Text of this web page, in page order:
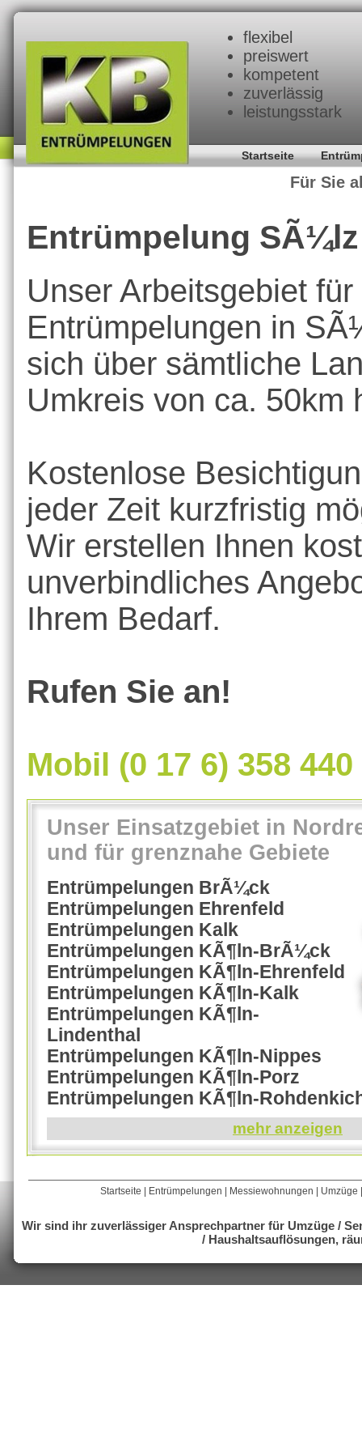
flexibel
preiswert
kompetent
zuverlässig
leistungsstark
Startseite
Für Sie
Entrümpelung SÃ¼lz
Unser Arbeitsgebiet für
Entrümpelungen in
sich über sämtliche
Umkreis von ca. 50km
Kostenlose
jeder Zeit kurzfristig
Wir erstellen Ihnen
unverbindliches
Ihrem Bedarf.
Rufen Sie an!
Mobil (0 17 6) 358 440
Unser Einsatzgebiet in
und für grenznahe Gebiete
Entrümpelungen BrÃ¼ck
Entrümpelungen Ehrenfeld
Entrümpelungen Kalk
Entrümpelungen KÃ¶ln-BrÃ¼ck
Entrümpelungen KÃ¶ln-Ehrenfeld
Entrümpelungen KÃ¶ln-Kalk
Entrümpelungen KÃ¶ln-
Lindenthal
Entrümpelungen KÃ¶ln-Nippes
Entrümpelungen KÃ¶ln-Porz
Entrümpelungen KÃ¶ln-
mehr anzeigen
Startseite Entrümpelungen Messiewohnungen Umzüge
Wir sind ihr zuverlässiger Ansprechpartner für Umzüge /
/ Haushaltsauflösungen,